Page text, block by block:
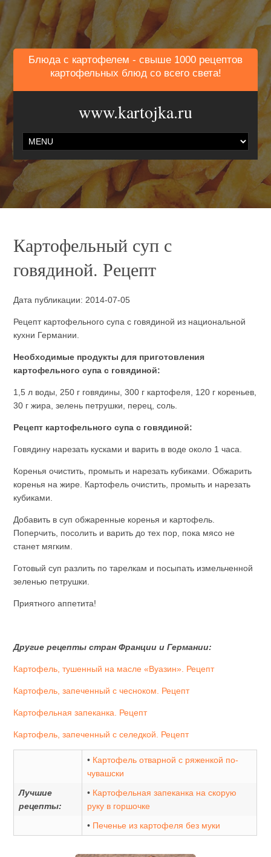
Блюда с картофелем - свыше 1000 рецептов
картофельных блюд со всего света!
www.kartojka.ru
Картофельный суп с
говядиной. Рецепт
Дата публикации: 2014-07-05
Рецепт картофельного супа с говядиной из национальной
кухни Германии.
Необходимые продукты для приготовления
картофельного супа с говядиной:
1,5 л воды, 250 г говядины, 300 г картофеля, 120 г кореньев,
30 г жира, зелень петрушки, перец, соль.
Рецепт картофельного супа с говядиной:
Говядину нарезать кусками и варить в воде около 1 часа.
Коренья очистить, промыть и нарезать кубиками. Обжарить
коренья на жире. Картофель очистить, промыть и нарезать
кубиками.
Добавить в суп обжаренные коренья и картофель.
Поперчить, посолить и варить до тех пор, пока мясо не
станет мягким.
Готовый суп разлить по тарелкам и посыпать измельченной
зеленью петрушки.
Приятного аппетита!
Другие рецепты стран Франции и Германии:
Картофель, тушенный на масле «Вуазин». Рецепт
Картофель, запеченный с чесноком. Рецепт
Картофельная запеканка. Рецепт
Картофель, запеченный с селедкой. Рецепт
• Картофель отварной с ряженкой по-
чувашски
Лучшие
рецепты:
• Картофельная запеканка на скорую
руку в горшочке
• Печенье из картофеля без муки